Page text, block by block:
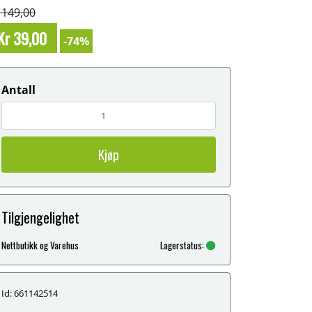
39,00 -74%
Antall
Kjøp
Tilgjengelighet
Nettbutikk og Varehus Lagerstatus:
Id: 661142514